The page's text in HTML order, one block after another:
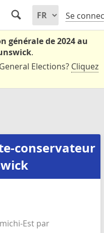
Se
générale de 2024 au
.
Elections? Cliquez
conservateur
Est par